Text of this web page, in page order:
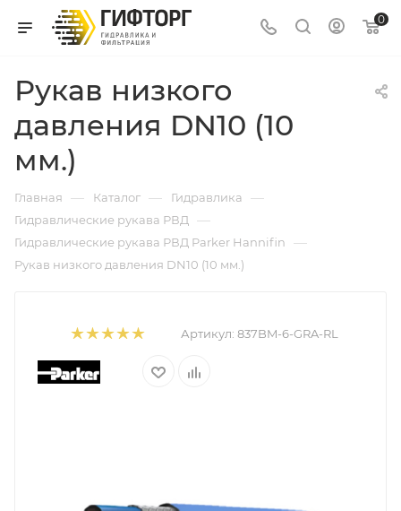
0
Рукав низкого
давления DN10 (10
мм.)
Главная — Каталог — Гидравлика —
Гидравлические рукава РВД —
Гидравлические рукава РВД Parker Hannifin —
Рукав низкого давления DN10 (10 мм.)
Артикул: 837BM-6-GRA-RL